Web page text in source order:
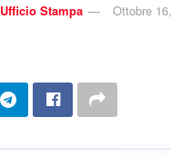
Ufficio Stampa Ottobre